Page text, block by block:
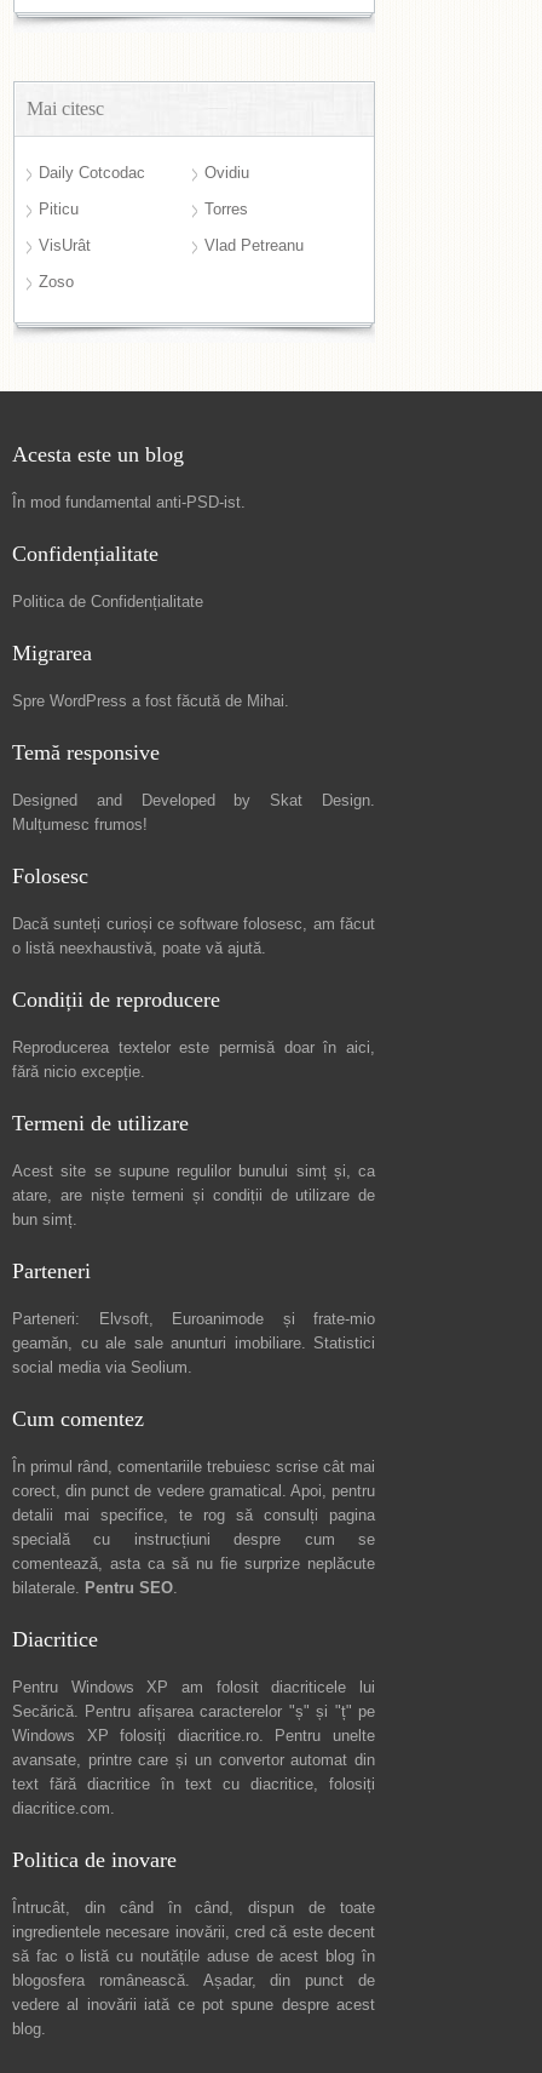
Mai citesc
Daily Cotcodac
Ovidiu
Piticu
Torres
VisUrât
Vlad Petreanu
Zoso
Acesta este un blog
În mod fundamental anti-PSD-ist.
Confidențialitate
Politica de Confidențialitate
Migrarea
Spre WordPress a fost făcută de Mihai.
Temă responsive
Designed and Developed by Skat Design.
Mulțumesc frumos!
Folosesc
Dacă sunteți curioși ce software folosesc, am făcut
o listă neexhaustivă, poate vă ajută.
Condiții de reproducere
Reproducerea textelor este permisă doar în aici,
fără nicio excepție.
Termeni de utilizare
Acest site se supune regulilor bunului simț și, ca
atare, are niștetermeni și condiții de utilizare de
bun simț.
Parteneri
Parteneri: Elvsoft, Euroanimode și frate-mio
geamăn, cu ale sale anunturi imobiliare. Statistici
social media via Seolium.
Cum comentez
În primul rând, comentariile trebuiesc scrise cât mai
corect, din punct de vedere gramatical. Apoi, pentru
detalii mai specifice, te rog să consulți pagina
specială cu instrucțiuni despre cum se
comentează, asta ca să nu fie surprize neplăcute
bilaterale. Pentru SEO.
Diacritice
Pentru Windows XP am folosit diacriticele lui
Secărică. Pentru afișarea caracterelor "ș" și "ț" pe
Windows XP folosiți diacritice.ro. Pentru unelte
avansate, printre care și un convertor automat din
text fără diacritice în text cu diacritice, folosiți
diacritice.com.
Politica de inovare
Întrucât, din când în când, dispun de toate
ingredientele necesare inovării, cred că este decent
să fac o listă cu noutățile aduse de acest blog în
blogosfera românească. Așadar, din punct de
vedere al inovării iată ce pot spune despre acest
blog.